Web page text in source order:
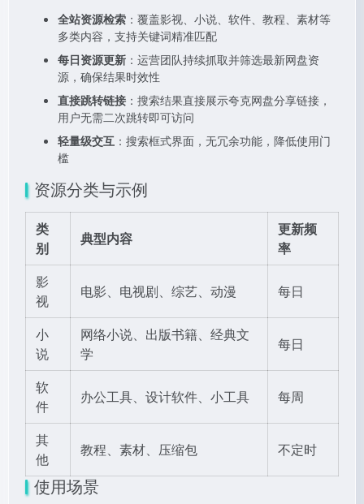
全站资源检索 ：覆盖影视、小说、软件、教程、素材等
多类内容，支持关键词精准匹配
每日资源更新 ：运营团队持续抓取并筛选最新网盘资
源，确保结果时效性
直接跳转链接 ：搜索结果直接展示夸克网盘分享链接，
用户无需二次跳转即可访问
轻量级交互 ：搜索框式界面，无冗余功能，降低使用门
槛
资源分类与示例
类
别
典型内容
更新频
率
影
视
电影、电视剧、综艺、动漫 每日
小
说
网络小说、出版书籍、经典文
学
每日
软
件
办公工具、设计软件、小工具 每周
其
他
教程、素材、压缩包 不定时
使用场景